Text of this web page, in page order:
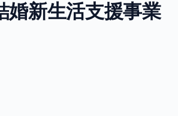
婚新生活支援事業